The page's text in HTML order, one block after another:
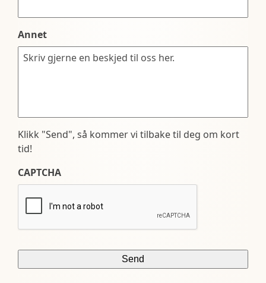
Annet
Klikk "Send", så kommer vi tilbake til deg om kort
tid!
CAPTCHA